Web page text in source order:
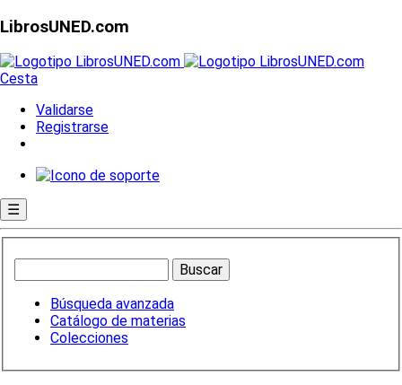
LibrosUNED.com
Cesta
Validarse
Registrarse
☰
Búsqueda avanzada
Catálogo de materias
Colecciones